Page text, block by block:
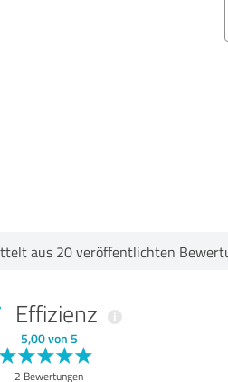
aus 20 veröffentlichten
Effizienz
5,00 von 5
2 Bewertungen